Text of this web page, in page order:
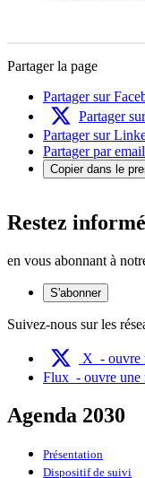
Partager la page
Partager sur
Partager
Partager sur
Partager par email
Copier dans le
Restez
en vous abonnant à
S'abonner
Suivez-nous sur les
X - ouvre
Flux - ouvre une
Agenda 2030
Présentation
Dispositif de suivi